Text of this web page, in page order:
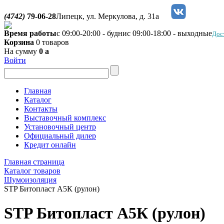
(4742) 79-06-28Липецк, ул. Меркулова, д. 31а
Время работыс 09:00-20:00 - буднис 09:00-18:00 - выходные
Корзина 0 товаров
На сумму 0 a
Войти
Главная
Каталог
Контакты
Выставочный комплекс
Установочный центр
Официальный дилер
Кредит онлайн
Главная страница
Каталог товаров
Шумоизоляция
STP Битопласт А5К (рулон)
STP Битопласт А5К (рулон)